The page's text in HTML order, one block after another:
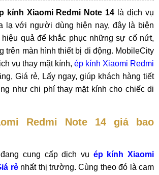
kính Xiaomi Redmi Note 14 là dịch vụ
lạ với người dùng hiện nay, đây là biện
hiệu quả để khắc phục những sự cố nứt,
trên màn hình thiết bị di động. MobileCity
vụ thay mặt kính, ép kính Xiaomi Redmi
Giá rẻ, Lấy ngay, giúp khách hàng tiết
như chi phí thay mặt kính cho chiếc di
Redmi Note 14 giá bao
cung cấp dịch vụ ép kính Xiaomi
rẻnhất thị trường. Cùng theo đó là cam